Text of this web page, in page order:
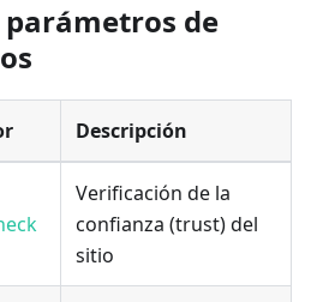
de
Descripción
Verificación de la
confianza (trust) del
sitio